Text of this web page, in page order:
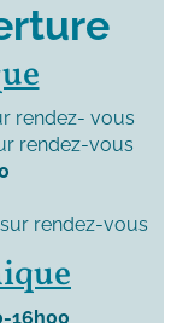
rendez- vous
rendez-vous
rendez-vous
16h00